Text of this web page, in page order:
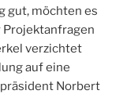
gut, möchten es
Projektanfragen
verzichtet
auf eine
Norbert